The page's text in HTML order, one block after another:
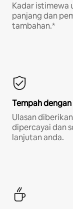
Kadar istimewa
panjang dan
tambahan.*
Tempah
Ulasan
dipercayai dan
lanjutan anda.